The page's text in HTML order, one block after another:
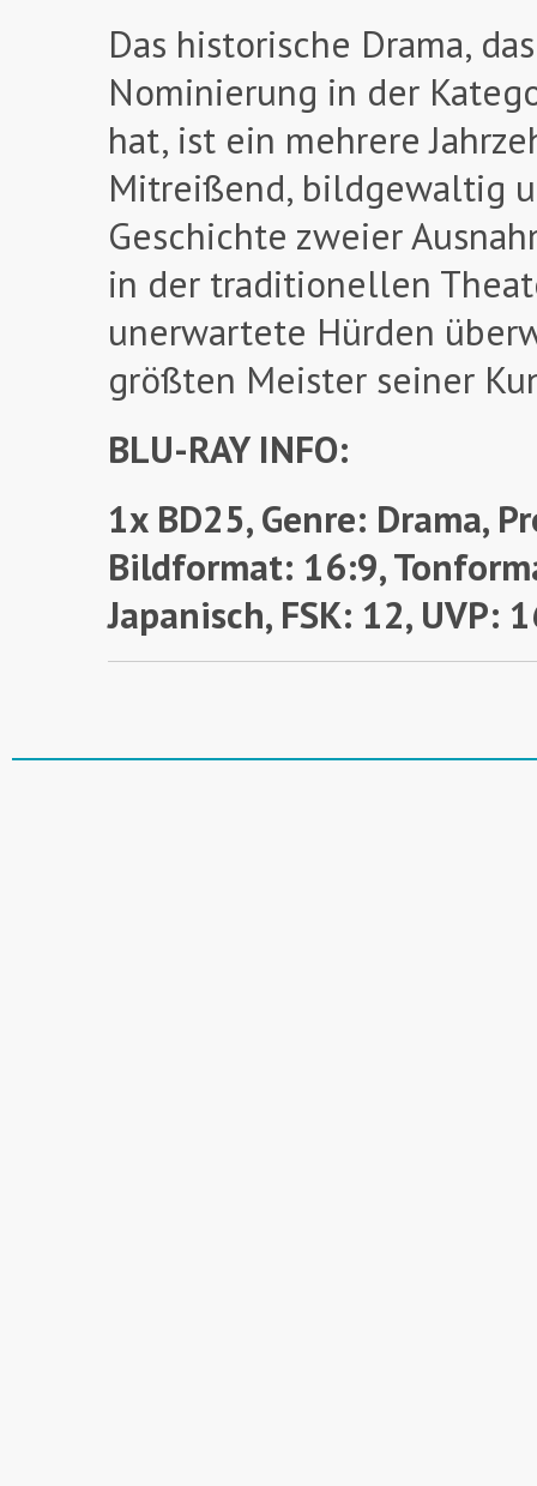
Das historische Drama,
Nominierung in der
hat, ist ein mehrere
Mitreißend, bildgewaltig
Geschichte zweier
in der traditionellen
unerwartete Hürden
größten Meister seiner
BLU-RAY INFO:
1x BD25, Genre: Drama,
Bildformat: 16:9,
Japanisch, FSK: 12, UVP: